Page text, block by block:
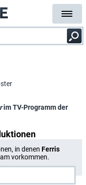
im TV-Programm der
in denen Ferris
vorkommen.